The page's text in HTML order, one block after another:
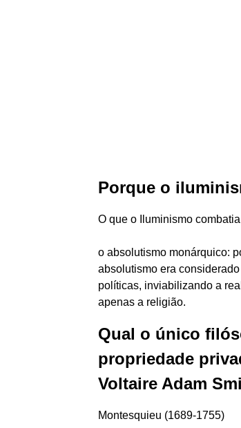
Porque o
O que o Iluminismo combatia
o absolutismo monárquico:
absolutismo era
políticas, inviabilizando a
apenas a religião.
Qual o único
propriedade
Voltaire Adam
Montesquieu (1689-1755)